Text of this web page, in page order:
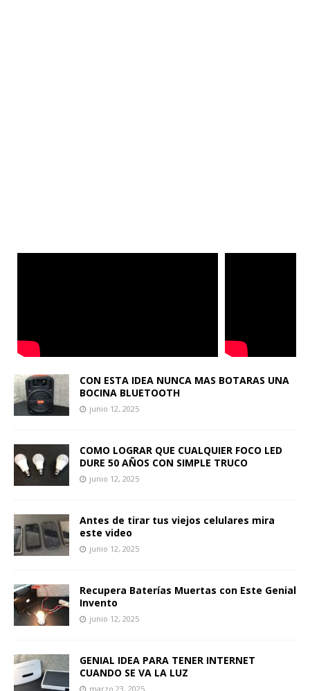
CON ESTA IDEA NUNCA MAS BOTARAS UNA
BOCINA BLUETOOTH
junio 12, 2025
COMO LOGRAR QUE CUALQUIER FOCO LED
DURE 50 AÑOS CON SIMPLE TRUCO
junio 12, 2025
Antes de tirar tus viejos celulares mira
este video
junio 12, 2025
Recupera Baterías Muertas con Este Genial
Invento
junio 12, 2025
GENIAL IDEA PARA TENER INTERNET
CUANDO SE VA LA LUZ
marzo 23, 2025